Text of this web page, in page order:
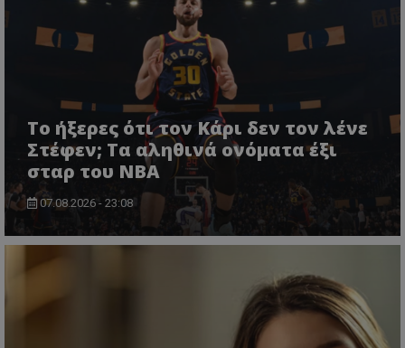
Το ήξερες ότι τον Κάρι δεν τον λένε
Στέφεν; Τα αληθινά ονόματα έξι
σταρ του NBA
07.08.2026 - 23:08